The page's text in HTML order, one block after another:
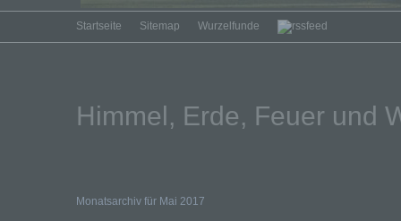
Startseite Sitemap Wurzelfunde
Himmel, Erde, Feuer und
Monatsarchiv für Mai 2017